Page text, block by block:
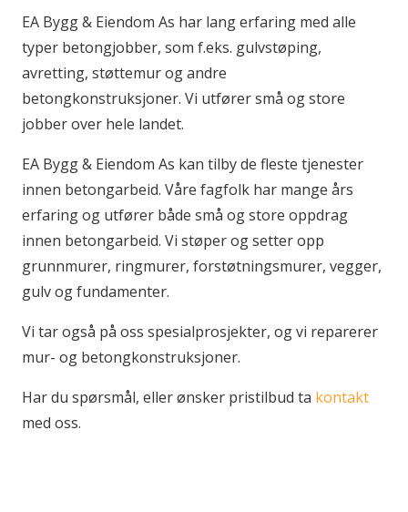
EA Bygg & Eiendom As har lang erfaring med alle
typer betongjobber, som f.eks. gulvstøping,
avretting, støttemur og andre
betongkonstruksjoner. Vi utfører små og store
jobber over hele landet.
EA Bygg & Eiendom As kan tilby de fleste tjenester
innen betongarbeid. Våre fagfolk har mange års
erfaring og utfører både små og store oppdrag
innen betongarbeid. Vi støper og setter opp
grunnmurer, ringmurer, forstøtningsmurer, vegger,
gulv og fundamenter.
Vi tar også på oss spesialprosjekter, og vi reparerer
mur- og betongkonstruksjoner.
Har du spørsmål, eller ønsker pristilbud ta kontakt
med oss.